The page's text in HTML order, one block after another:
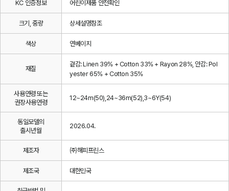
KC 인증정보 어린이제품 안전확인
크기, 중량 상세설명참조
색상 연베이지
재질
겉감: Linen 39% + Cotton 33% + Rayon 28%, 안감: Pol
yester 65% + Cotton 35%
사용연령 또는
권장사용연령
12~24m(50),24~36m(52),3~6Y(54)
동일모델의
출시년월
2026.04.
제조자 ㈜해피프린스
제조국 대한민국